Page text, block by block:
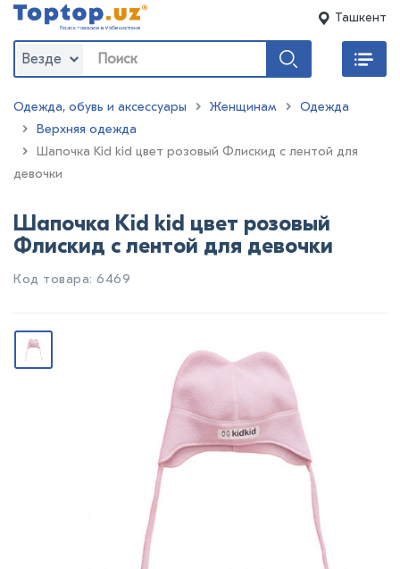
Ташкент
Везде
Одежда, обувь и аксессуары Женщинам
Одежда
Верхняя одежда
Шапочка Kid kid цвет розовый Флискид с лентой для
девочки
Шапочка Kid kid цвет розовый
Флискид с лентой для девочки
Код товара: 6469